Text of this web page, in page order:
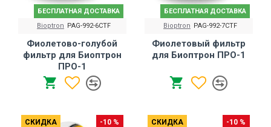
БЕСПЛАТНАЯ ДОСТАВКА
Bioptron PAG-992-6CTF
Фиолетово-голубой
фильтр для Биоптрон
ПРО-1
БЕСПЛАТНАЯ ДОСТАВКА
Bioptron PAG-992-7CTF
Фиолетовый фильтр
для Биоптрон ПРО-1
СКИДКА -10 % СКИДКА -10 %